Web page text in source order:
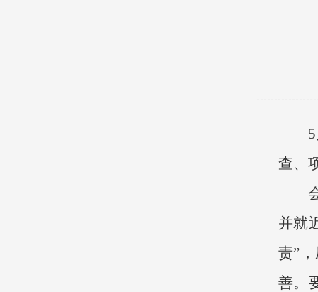
查、
并就
责”
善。